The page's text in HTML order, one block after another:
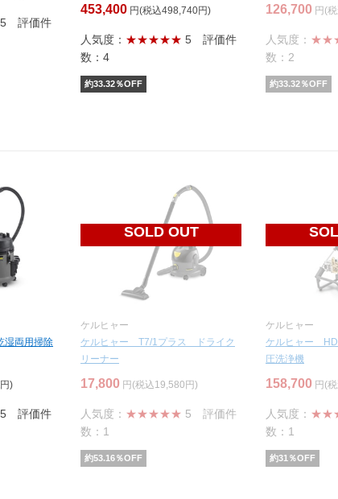
5 評価件
453,400 円(税込498,740円)
人気度： ★★★★★ 5 評価件
数：4
約33.32％OFF
126,700 円(
人気度：
数：2
約33.32％OFF
両用掃除
)
5 評価件
SOLD OUT
ケルヒャー
ケルヒャー T7/1プラス ドライク
リーナー
17,800 円(税込19,580円)
人気度： ★★★★★ 5 評価件
数：1
約53.16％OFF
ケルヒャー
ケルヒャー
圧洗浄機
158,700 円(
人気度：
数：1
約31 ％OFF